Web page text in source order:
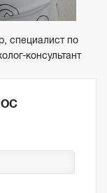
специалист по
консультант